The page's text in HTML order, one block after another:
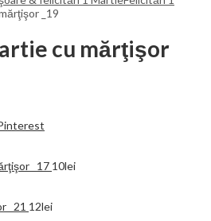
_19
cu mărţişor
_17 10lei
_21 12lei